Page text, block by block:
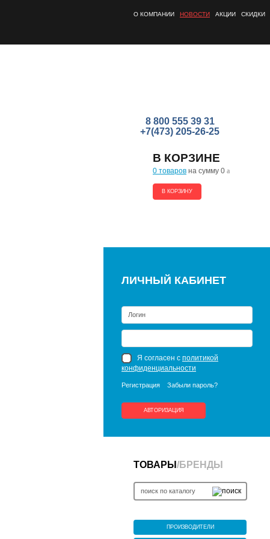
О КОМПАНИИ НОВОСТИ АКЦИИ СКИДКИ
8 800 555 39 31
+7(473) 205-26-25
В КОРЗИНЕ
0 товаров на сумму 0 a
В КОРЗИНУ
ЛИЧНЫЙ КАБИНЕТ
Я согласен с политикой
конфиденциальности
Регистрация Забыли пароль?
АВТОРИЗАЦИЯ
ТОВАРЫ /БРЕНДЫ
ПРОИЗВОДИТЕЛИ